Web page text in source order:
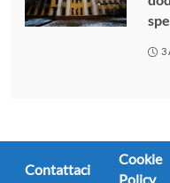
3
Contattaci
Cookie
Policy